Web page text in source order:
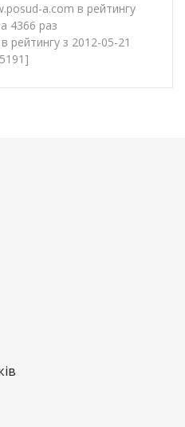
a.com в рейтингу
4366 раз
рейтингу з 2012-05-21